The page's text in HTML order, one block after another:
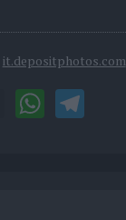
it.depositphotos.com